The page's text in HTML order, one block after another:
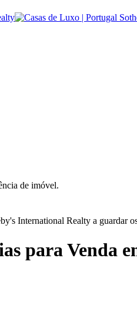
de imóvel.
International Realty a guardar
para Venda